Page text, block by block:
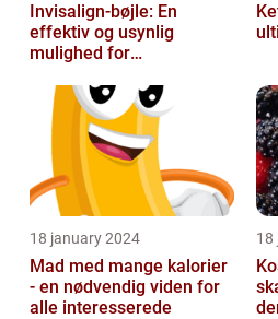
Invisalign-bøjle: En
effektiv og usynlig
mulighed for
18 january 2024
Mad med mange kalorier
- en nødvendig viden for
alle interesserede
18